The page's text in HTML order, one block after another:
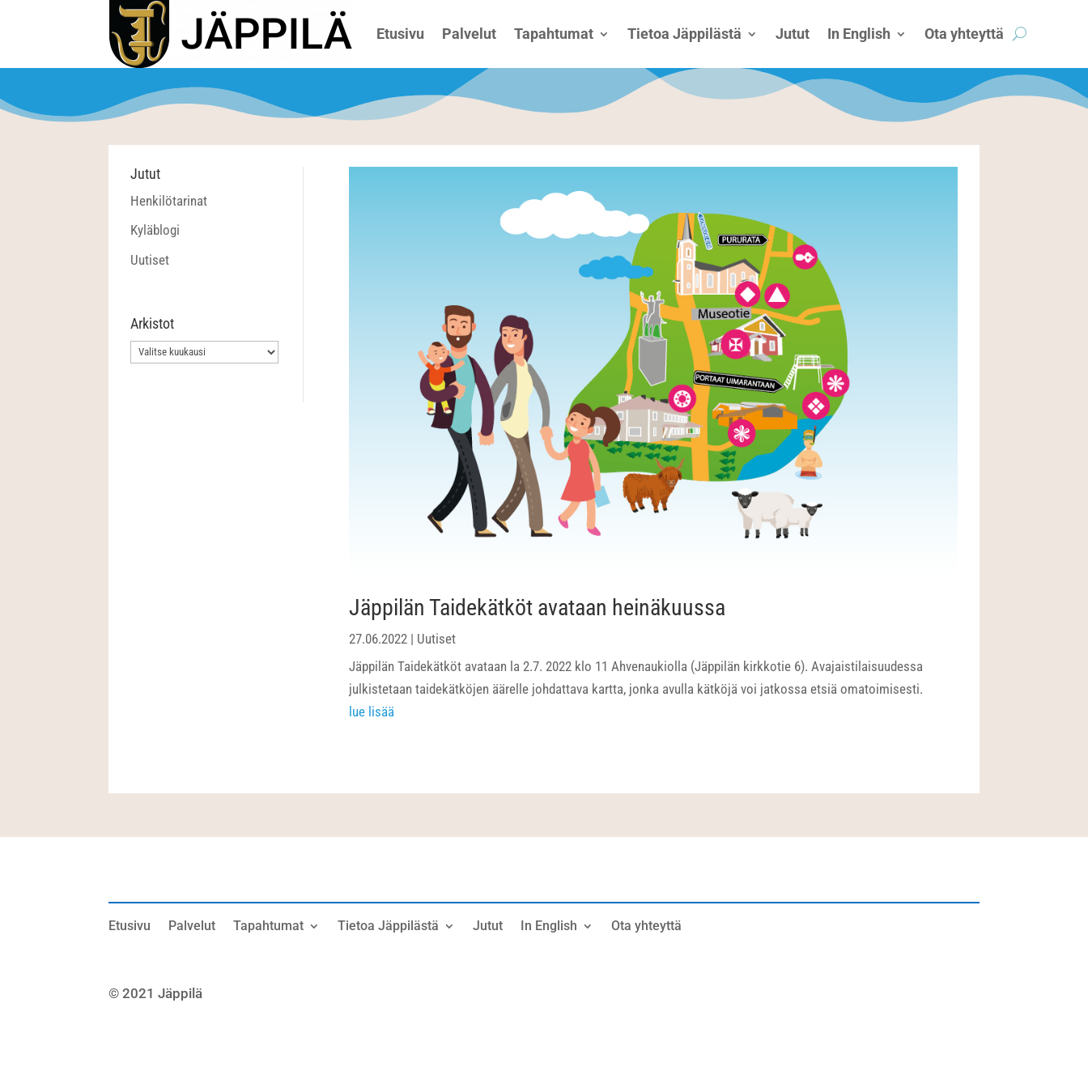
Etusivu Palvelut Tapahtumat Tietoa Jäppilästä Jutut In English Ota yhteyttä
Jutut
Henkilötarinat
Kyläblogi
Uutiset
Arkistot
Arkistot
Jäppilän Taidekätköt avataan heinäkuussa
27.06.2022| Uutiset
Jäppilän Taidekätköt avataan la 2.7. 2022 klo 11 Ahvenaukiolla (Jäppilän kirkkotie 6). Avajaistilaisuudessa
julkistetaan taidekätköjen äärelle johdattava kartta, jonka avulla kätköjä voi jatkossa etsiä omatoimisesti.
lue lisää
Etusivu Palvelut Tapahtumat Tietoa Jäppilästä Jutut In English Ota yhteyttä
© 2021 Jäppilä